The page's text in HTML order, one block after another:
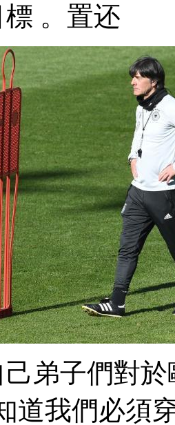
。置还
弟子們對於
道我們必須